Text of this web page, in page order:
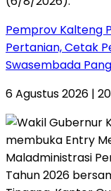
Pemprov Kalteng
Pertanian, Cetak
Swasembada
6 Agustus 2026 |